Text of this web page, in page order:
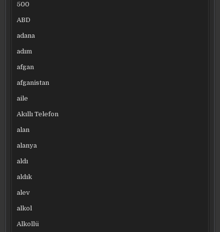
500
ABD
adana
adım
afgan
afganistan
aile
Akıllı Telefon
alan
alanya
aldı
aldık
alev
alkol
Alkollü